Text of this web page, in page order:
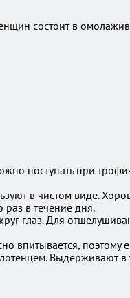
состоит в
поступать при
в чистом виде.
в течение дня.
глаз. Для
впитывается, поэтому
Выдерживают